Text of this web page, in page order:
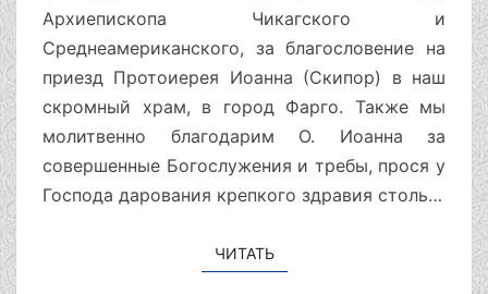
Архиепископа Чикагского и
Среднеамериканского, за благословение на
приезд Протоиерея Иоанна (Скипор) в наш
скромный храм, в город Фарго. Также мы
молитвенно благодарим О. Иоанна за
совершенные Богослужения и требы, прося у
Господа дарования крепкого здравия столь…
ЧИТАТЬЧИТАТЬ